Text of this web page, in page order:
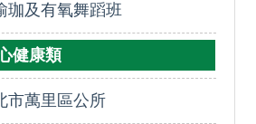
珈及有氧舞蹈班
健康類
市萬里區公所